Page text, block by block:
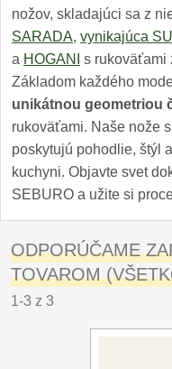
nožov, skladajúci sa z
SARADA, vynikajúca
a HOGANI
s rukoväťami
Základom každého
unikátnou geometriou
rukoväťami. Naše nože
poskytujú pohodlie, štýl
kuchyni. Objavte svet
SEBURO a užite si
ODPORÚČAME
TOVAROM
1-3 z 3